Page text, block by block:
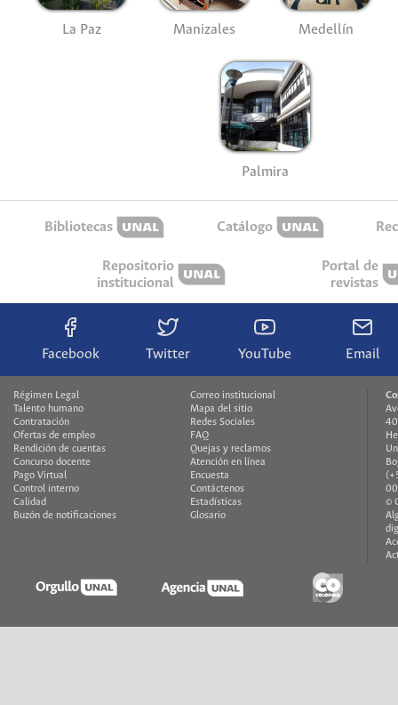
La Paz Manizales Medellín
Palmira
Bibliotecas Catálogo
Repositorio
institucional
Portal de
revistas
Facebook Twitter YouTube Email
Régimen Legal
Talento humano
Contratación
Ofertas de empleo
Rendición de cuentas
Concurso docente
Pago Virtual
Control interno
Calidad
Buzón de notificaciones
Correo institucional
Mapa del sitio
Redes Sociales
FAQ
Quejas y reclamos
Atención en línea
Encuesta
Contáctenos
Estadísticas
Glosario
©